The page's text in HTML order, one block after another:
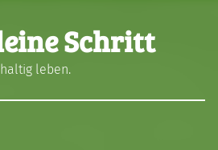
Schritt
leben.